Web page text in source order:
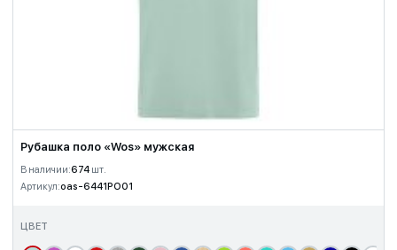
Рубашка поло «Wos» мужская
В наличии:674 шт.
Артикул:oas-6441PO01
ЦВЕТ